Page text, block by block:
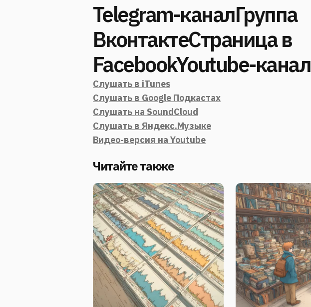
Telegram-каналГруппа
ВконтактеСтраница в
FacebookYoutube-канал
Слушать в iTunes
Слушать в Google Подкастах
Слушать на SoundCloud
Слушать в Яндекс.Музыке
Видео-версия на Youtube
Читайте также